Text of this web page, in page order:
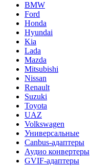
BMW
Ford
Honda
Hyundai
Kia
Lada
Mazda
Mitsubishi
Nissan
Renault
Suzuki
Toyota
UAZ
Volkswagen
Универсальные
Canbus-адаптеры
Аудио конвертеры
GVIF-адаптеры